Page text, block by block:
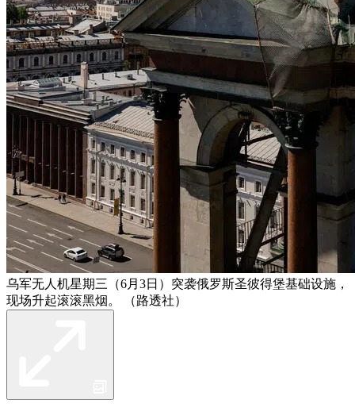
乌军无人机星期三（6月3日）突袭俄罗斯圣彼得堡基础设施，
现场升起滚滚黑烟。 （路透社）